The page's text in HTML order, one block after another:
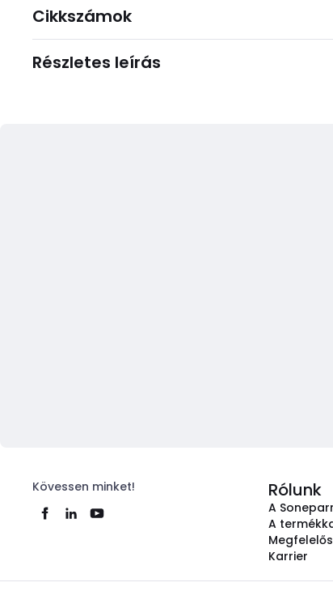
Cikkszámok
Részletes leírás
Kövessen minket! Rólunk
A
A
Karrier